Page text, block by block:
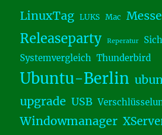
LinuxTag LUKS Mac Messe
Releaseparty Reperatur
Systemvergleich Thunderbird
Ubuntu-Berlin
upgrade USB
Windowmanager